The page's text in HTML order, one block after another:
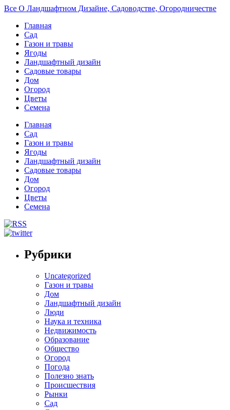
Все О Ландшафтном Дизайне, Садоводстве, Огородничестве
Главная
Сад
Газон и травы
Ягоды
Ландшафтный дизайн
Садовые товары
Дом
Огород
Цветы
Семена
Главная
Сад
Газон и травы
Ягоды
Ландшафтный дизайн
Садовые товары
Дом
Огород
Цветы
Семена
Рубрики
Uncategorized
Газон и травы
Дом
Ландшафтный дизайн
Люди
Наука и техника
Недвижимость
Образование
Общество
Огород
Погода
Полезно знать
Происшествия
Рынки
Сад